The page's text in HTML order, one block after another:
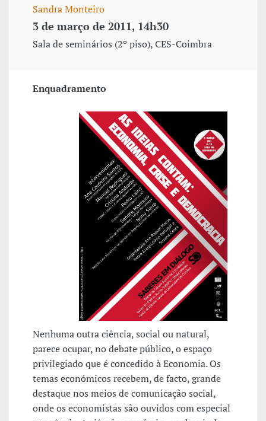
Sandra Monteiro
3 de março de 2011, 14h30
Sala de seminários (2º piso), CES-Coimbra
Enquadramento
Nenhuma outra ciência, social ou natural,
parece ocupar, no debate público, o espaço
privilegiado que é concedido à Economia. Os
temas económicos recebem, de facto, grande
destaque nos meios de comunicação social,
onde os economistas são ouvidos com especial